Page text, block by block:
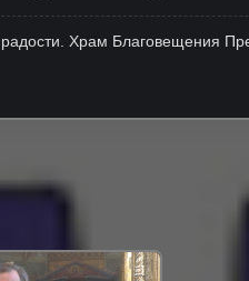
Храм Благовещения